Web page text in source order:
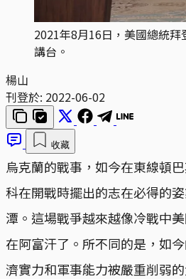
2021年8月16日，美國總統
講台。
楊山
刊登於: 2022-06-02
收藏
烏克蘭的戰事，如今在東線頓
科在開戰時擺出的志在必得的
潭。這場戰爭越來越像冷戰中
在阿富汗了。所不同的是，如
濟實力和軍事能力被嚴重削弱